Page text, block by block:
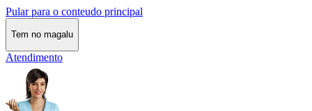
Pular para o conteudo principal
Tem no magalu
Atendimento